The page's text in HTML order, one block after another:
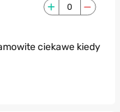
0
ciekawe kiedy